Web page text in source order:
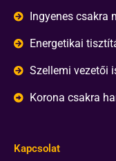
Ingyenes csakra
Energetikai
Szellemi vezetői
Korona csakra
Kapcsolat